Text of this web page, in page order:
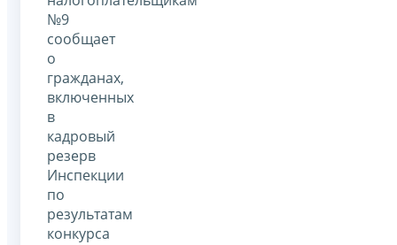
№9
сообщает
о
гражданах,
включенных
в
кадровый
резерв
Инспекции
по
результатам
конкурса